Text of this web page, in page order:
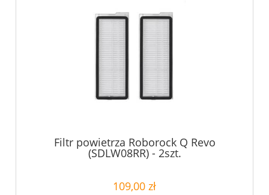
Filtr powietrza Roborock Q Revo
(SDLW08RR) - 2szt.
109,00 zł